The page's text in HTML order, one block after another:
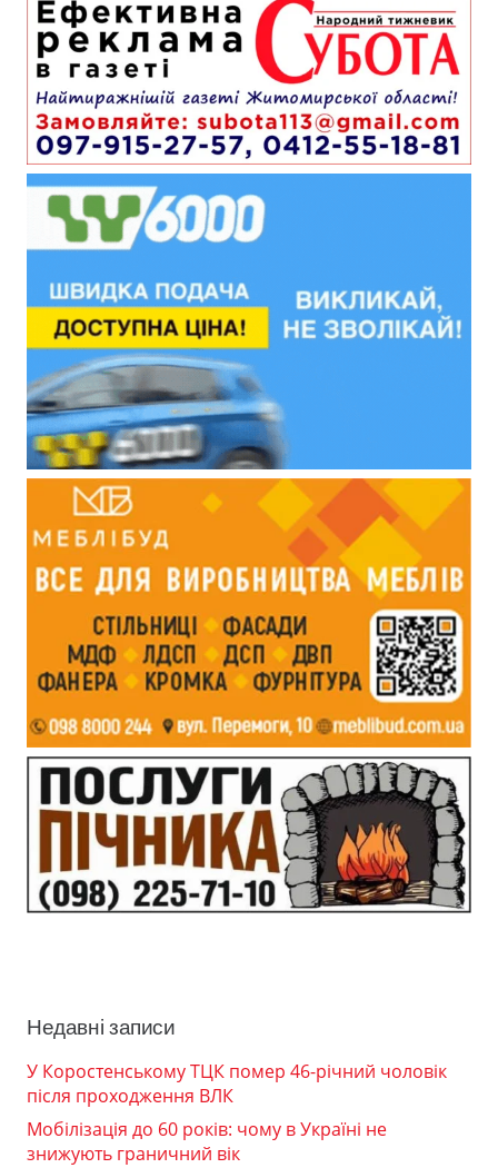
Недавні записи
У Коростенському ТЦК помер 46-річний чоловік
після проходження ВЛК
Мобілізація до 60 років: чому в Україні не
знижують граничний вік